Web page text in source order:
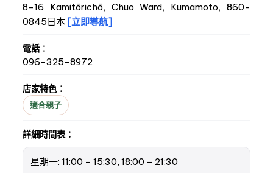
8-16 Kamitōrichō, Chuo Ward, Kumamoto, 860-
0845日本 [立即導航]
電話：
096-325-8972
店家特色：
適合親子
詳細時間表：
星期一: 11:00 – 15:30, 18:00 – 21:30